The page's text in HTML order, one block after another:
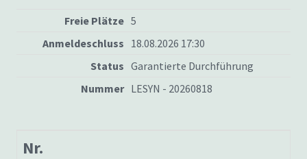
Freie Plätze 5
Anmeldeschluss 18.08.2026 17:30
Status Garantierte Durchführung
Nummer LESYN - 20260818
Nr.